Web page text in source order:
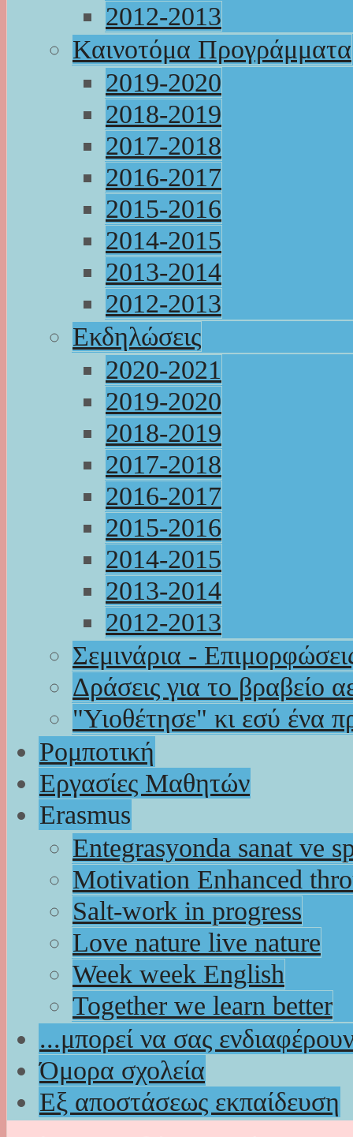
2012-2013
Καινοτόμα Προγράμματα
2019-2020
2018-2019
2017-2018
2016-2017
2015-2016
2014-2015
2013-2014
2012-2013
Εκδηλώσεις
2020-2021
2019-2020
2018-2019
2017-2018
2016-2017
2015-2016
2014-2015
2013-2014
2012-2013
Σεμινάρια -
Δράσεις για το βραβείο
"Υιοθέτησε" κι εσύ ένα
Ρομποτική
Εργασίες Μαθητών
Erasmus
Entegrasyonda sanat ve
Motivation Enhanced
Salt-work in progress
Love nature live nature
Week week English
Together we learn better
...μπορεί να σας
Όμορα σχολεία
Εξ αποστάσεως εκπαίδευση